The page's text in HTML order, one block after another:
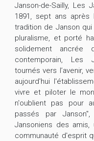
Janson-de-Sailly, Les
1891, sept ans après
tradition de Janson
pluralisme, et porté
solidement
contemporain, Les
tournés vers l’avenir,
aujourd'hui
vivre et piloter le
n'oublient pas pour
passés par
Jansoniens des
communauté d'esprit